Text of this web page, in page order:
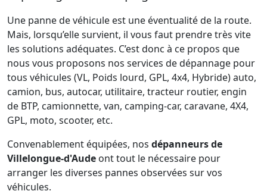
Une panne de véhicule est une éventualité de la route.
Mais, lorsqu’elle survient, il vous faut prendre très vite
les solutions adéquates. C’est donc à ce propos que
nous vous proposons nos services de dépannage pour
tous véhicules (VL, Poids lourd, GPL, 4x4, Hybride) auto,
camion, bus, autocar, utilitaire, tracteur routier, engin
de BTP, camionnette, van, camping-car, caravane, 4X4,
GPL, moto, scooter, etc.
Convenablement équipées, nos dépanneurs de
Villelongue-d'Aude ont tout le nécessaire pour
arranger les diverses pannes observées sur vos
véhicules.